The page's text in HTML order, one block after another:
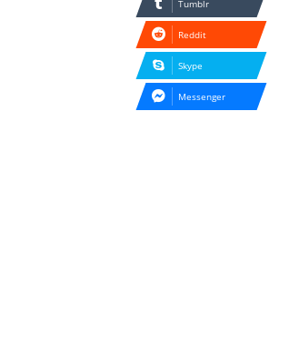
Tumblr
Reddit
Skype
Messenger